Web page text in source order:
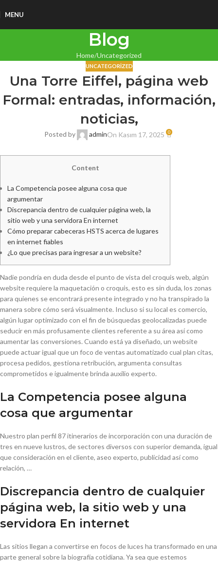
MENU
Blog
Home Uncategorized
UNCATEGORIZED
Una Torre Eiffel, página web
Formal: entradas, información,
noticias,
Posted by adminOn Kasım 17, 2025 0
Content
La Competencia posee alguna cosa que
argumentar
Discrepancia dentro de cualquier página web, la
sitio web y una servidora En internet
Cómo preparar cabeceras HSTS acerca de lugares
en internet fiables
¿Lo que precisas para ingresar a un website?
Nadie pondrí­a en duda desde el punto de vista del croquis web, algún
website requiere la maquetación o croquis, esto es sin duda, los zonas
para quienes se encontrará presente integrado y no ha transpirado la
manera sobre cómo será visualmente. Incluso si su local es comercio,
algún lugar optimizado con el fin de búsquedas geolocalizadas puede
seducir en más profusamente clientes referente a su área así­ como
aumentar las conversiones. Cuando está ya diseñado, un website
puede actuar igual que un foco de ventas automatizado cual plan citas,
procesa pedidos, gestiona retribución, argumenta consultas
comprometidos e igualmente brinda auxilio experto.
La Competencia posee alguna
cosa que argumentar
Nuestro plan perfil 87 itinerarios de incorporación con una duración de
tres en nueve lustros, de sectores diversos con superior demanda, igual
que consideración en el cliente, aseo experto, publicidad así­ como
relación, …
Discrepancia dentro de cualquier
página web, la sitio web y una
servidora En internet
Las sitios llegan a convertirse en focos de luces ha transformado en una
parte general sobre la biografía cotidiana. Ya sea que estemos